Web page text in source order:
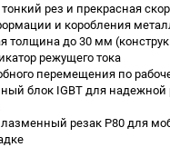
рез и прекрасная
и коробления
толщина до 30 мм
режущего тока
перемещения по
блок IGBT для надежной
резак Р80 для